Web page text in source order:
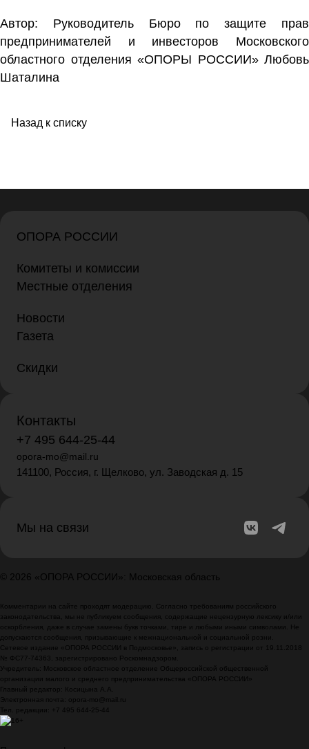
Автор: Руководитель Бюро по защите прав
предпринимателей и инвесторов Московского
областного отделения «ОПОРЫ РОССИИ» Любовь
Шаталина
Назад к списку
ОПОРА РОССИИ
Комитеты и комиссии
Местные отделения
Новости
Газета
Скидки
Контакты
+7 495 644-25-44
opora-mo@mail.ru
141100, Россия, г. Щелково, ул. Заводская д. 15
Мы на связи
© 2026 «ОПОРА РОССИИ»: Московская область
Комментарии на сайте проходят модерацию. Согласно требованиям российского
законодательства, мы не публикуем сообщения, содержащие нецензурную лексику и/или
оскорбления, даже в случае замены букв точками, тире и любыми иными символами. Не
допускаются сообщения, призывающие к межнациональной и социальной розни.
Сетевое издание «ОПОРА РОССИИ в Подмосковье», запись о регистрации от 19.11.2018
№ ФС77-74363, зарегистрировано Роскомнадзором.
Учредитель: Московское областное отделение Общероссийской общественной
организации малого и среднего предпринимательства «ОПОРА РОССИИ»
Главный редактор: Косицына А.А.
Электронная почта: opora-mo@mail.ru
Тел. редакции: +7 495 644-25-44